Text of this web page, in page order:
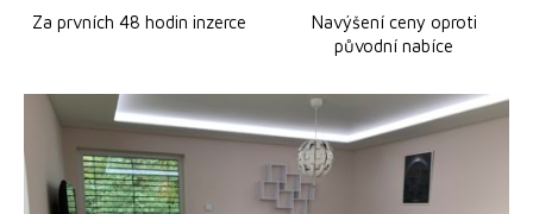
Za prvních 48 hodin inzerce
Navýšení ceny oproti
původní nabíce